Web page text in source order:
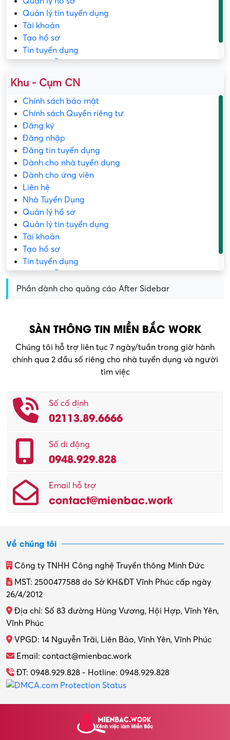
Quản lý tin tuyển dụng
Tài khoản
Tạo hồ sơ
Tin tuyển dụng
Khu - Cụm CN
Chính sách bảo mật
Chính sách Quyền riêng tư
Đăng ký
Đăng nhập
Đăng tin tuyển dụng
Dành cho nhà tuyển dụng
Dành cho ứng viên
Liên hệ
Nhà Tuyển Dụng
Quản lý hồ sơ
Quản lý tin tuyển dụng
Tài khoản
Tạo hồ sơ
Tin tuyển dụng
Phần dành cho quảng cáo After Sidebar
SÀN THÔNG TIN MIỀN BẮC WORK
Chúng tôi hỗ trợ liên tục 7 ngày/tuần trong giờ hành
chính qua 2 đầu số riêng cho nhà tuyển dụng và người
tìm việc
Số cố định
02113.89.6666
Số di động
0948.929.828
Email hỗ trợ
contact@mienbac.work
Về chúng tôi
Công ty TNHH Công nghệ Truyền thông Minh Đức
MST: 2500477588 do Sở KH&ĐT Vĩnh Phúc cấp ngày
26/4/2012
Địa chỉ: Số 83 đường Hùng Vương, Hội Hợp, Vĩnh Yên,
Vĩnh Phúc
VPGD: 14 Nguyễn Trãi, Liên Bảo, Vĩnh Yên, Vĩnh Phúc
Email: contact@mienbac.work
ĐT: 0948.929.828 - Hotline: 0948.929.828